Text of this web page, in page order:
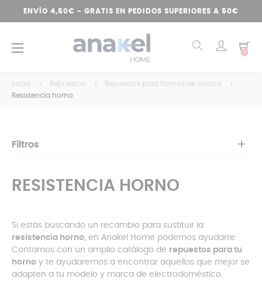
ENVÍO 4,50€ - GRATIS EN PEDIDOS SUPERIORES A 50€
Navegación
☰ 0
Inicio Repuestos
Repuestos para hornos de cocina
Resistencia horno
Filtros
RESISTENCIA HORNO
Si estás buscando un recambio para sustituir la
resistencia horno, en Anakel Home podemos ayudarte.
Contamos con un amplio catálogo de repuestos para tu
horno y te ayudaremos a encontrar aquellos que mejor se
adapten a tu modelo y marca de electrodoméstico.